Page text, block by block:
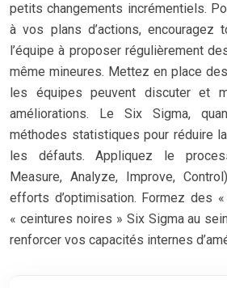
petits changements incrémentiels.
à vos plans d’actions, encouragez
l’équipe à proposer régulièrement
même mineures. Mettez en place
les équipes peuvent discuter et
améliorations. Le Six Sigma,
méthodes statistiques pour réduire
les défauts. Appliquez le
Measure, Analyze, Improve,
efforts d’optimisation. Formez des
« ceintures noires » Six Sigma au
renforcer vos capacités internes